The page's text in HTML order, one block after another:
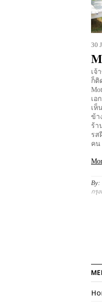
30
เจ้
ก็ติ
เอ
เห็
ข้า
ร้า
รส
คน
By:
กรุ